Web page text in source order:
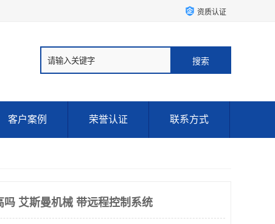
资质认证
客户案例 荣誉认证 联系方式
艾斯曼机械 带远程控制系统